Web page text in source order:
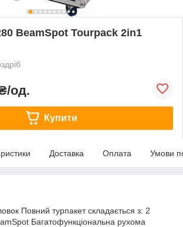
BeamSpot Tourpack 2in1
од.
Купити
Доставка Оплата Умови
Повний турпакет складається з: 2
Багатофункціональна рухома